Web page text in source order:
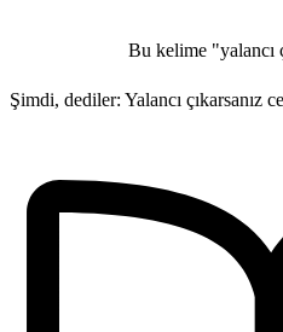
Bu kelime "yalancı
Şimdi, dediler: Yalancı çıkarsanız